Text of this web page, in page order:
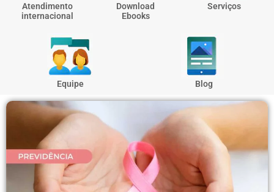
Atendimento
internacional
Download
Ebooks
Serviços
Equipe Blog